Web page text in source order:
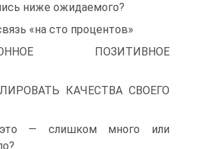
ниже ожидаемого?
«на сто процентов»
ПОЗИТИВНОЕ
КАЧЕСТВА СВОЕГО
— слишком много или